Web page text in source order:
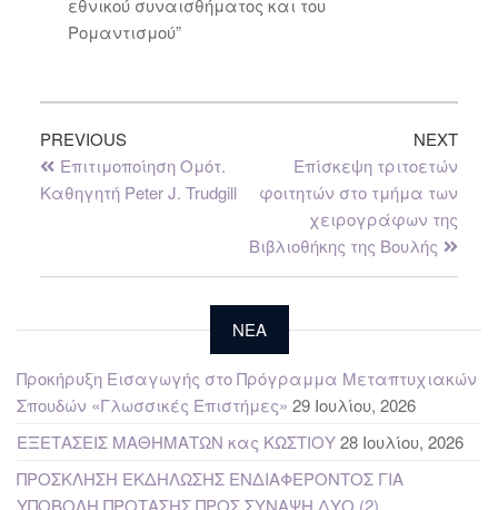
εθνικού συναισθήματος και του
Ρομαντισμού”
PREVIOUS
Επιτιμοποίηση Ομότ.
Καθηγητή Peter J. Trudgill
NEXT
Επίσκεψη τριτοετών
φοιτητών στο τμήμα των
χειρογράφων της
Βιβλιοθήκης της Βουλής
NEA
Προκήρυξη Εισαγωγής στο Πρόγραμμα Μεταπτυχιακών
Σπουδών «Γλωσσικές Επιστήμες» 29 Ιουλίου, 2026
ΕΞΕΤΑΣΕΙΣ ΜΑΘΗΜΑΤΩΝ κας ΚΩΣΤΙΟΥ28 Ιουλίου, 2026
ΠΡΟΣΚΛΗΣΗ ΕΚΔΗΛΩΣΗΣ ΕΝΔΙΑΦΕΡΟΝΤΟΣ ΓΙΑ